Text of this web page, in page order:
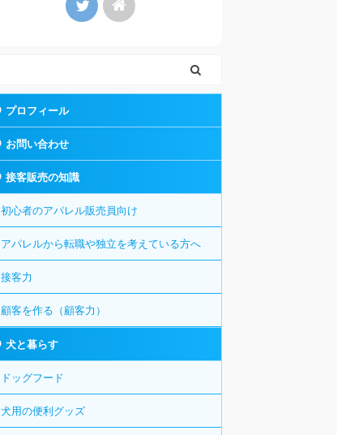
プロフィール
お問い合わせ
接客販売の知識
初心者のアパレル販売員向け
アパレルから転職や独立を考えている方へ
接客力
顧客を作る（顧客力）
犬と暮らす
ドッグフード
犬用の便利グッズ